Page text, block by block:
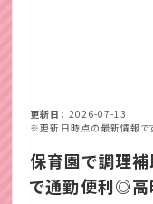
更新日
2026-07-13
※更新日時点の最新情報で
保育園で調理補
で通勤便利◎